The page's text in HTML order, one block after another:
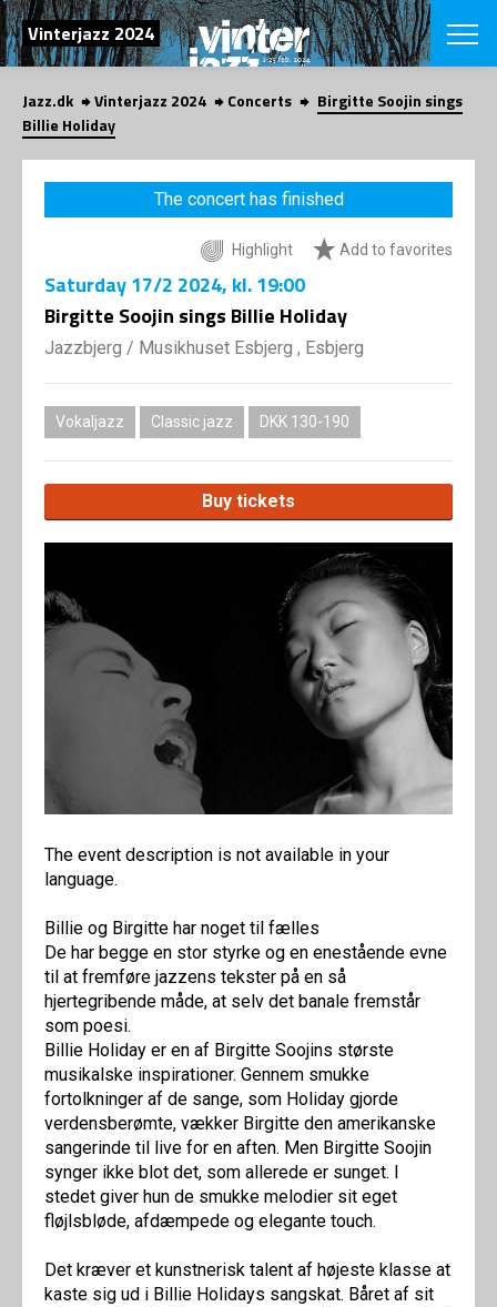
SEARCH
Vinterjazz 2024
Danish
CHOOSE
VINTERJAZZ
Themes
LOCATIONS
SHOP
Jazz.dk Vinterjazz 2024 Concerts
Birgitte Soojin sings
Billie Holiday
The concert has finished
Highlight Add to favorites
Saturday17/2 2024, kl. 19:00
Birgitte Soojin sings Billie Holiday
Jazzbjerg / Musikhuset Esbjerg , Esbjerg
Vokaljazz Classic jazz DKK 130-190
Buy tickets
The event description is not available in your
language.
Billie og Birgitte har noget til fælles
De har begge en stor styrke og en enestående evne
til at fremføre jazzens tekster på en så
hjertegribende måde, at selv det banale fremstår
som poesi.
Billie Holiday er en af Birgitte Soojins største
musikalske inspirationer. Gennem smukke
fortolkninger af de sange, som Holiday gjorde
verdensberømte, vækker Birgitte den amerikanske
sangerinde til live for en aften. Men Birgitte Soojin
synger ikke blot det, som allerede er sunget. I
stedet giver hun de smukke melodier sit eget
fløjlsbløde, afdæmpede og elegante touch.
Det kræver et kunstnerisk talent af højeste klasse at
kaste sig ud i Billie Holidays sangskat. Båret af sit